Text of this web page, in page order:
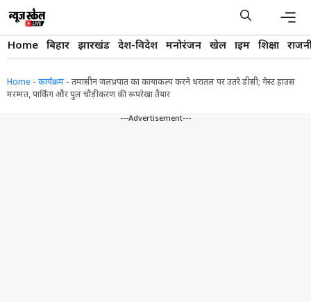
content
Home बिहार झारखंड देश-विदेश मनोरंजन खेल क्राइम शिक्षा
Home - कार्यक्रम - तमासीन जलप्रपात का कायाकल्प करने धरातल पर उतरे डीसी; गेस्ट हाउस
मरम्मत, पार्किंग और पुल चौड़ीकरण की रूपरेखा तैयार
---Advertisement---